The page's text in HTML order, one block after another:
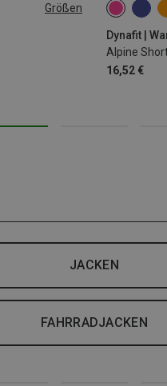
Größen
Dynafit |
Alpine
16,52 €
35|36|37|38
JACKEN
FAHRRADJACKEN